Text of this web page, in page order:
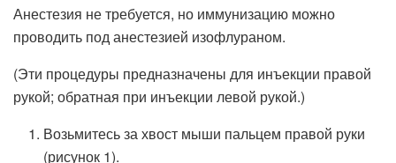
Анестезия не требуется, но иммунизацию можно
проводить под анестезией изофлураном.
(Эти процедуры предназначены для инъекции правой
рукой; обратная при инъекции левой рукой.)
Возьмитесь за хвост мыши пальцем правой руки
(рисунок 1).